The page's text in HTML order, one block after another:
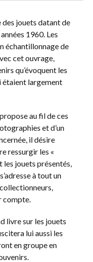
jouets datant de
1960. Les
échantillonnage de
cet ouvrage,
qu’évoquent les
étaient largement
au fil de ces
et d’un
il désire
ressurgir les «
jouets présentés,
à tout un
compte.
livre sur les jouets
lui aussi les
en groupe en